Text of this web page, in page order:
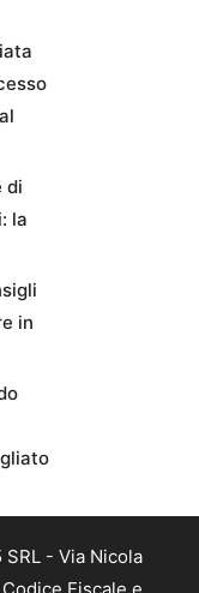
di
la
in
- Via Nicola